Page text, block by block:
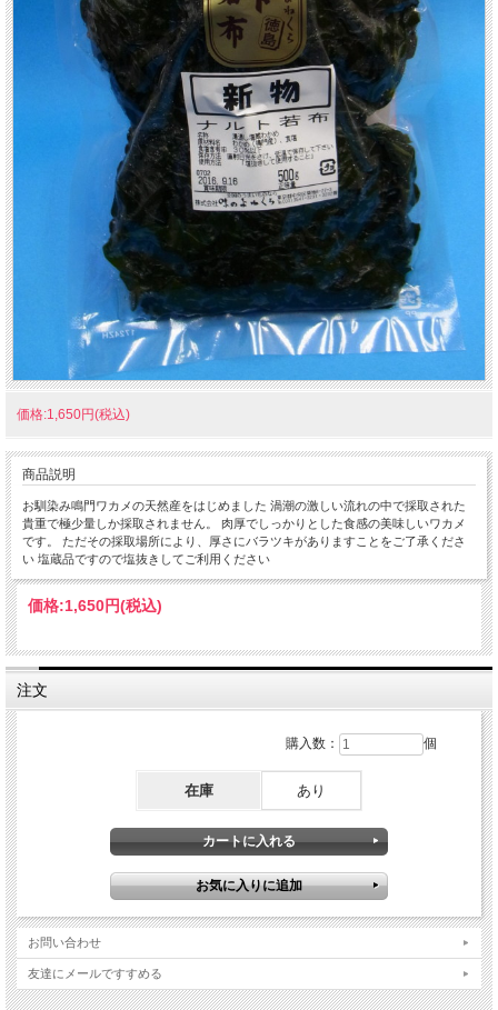
価格:1,650円(税込)
商品説明
お馴染み鳴門ワカメの天然産をはじめました 渦潮の激しい流れの中で採取された
貴重で極少量しか採取されません。 肉厚でしっかりとした食感の美味しいワカメ
です。 ただその採取場所により、厚さにバラツキがありますことをご了承くださ
い 塩蔵品ですので塩抜きしてご利用ください
価格:1,650円(税込)
注文
購入数： 個
在庫 あり
お問い合わせ
友達にメールですすめる